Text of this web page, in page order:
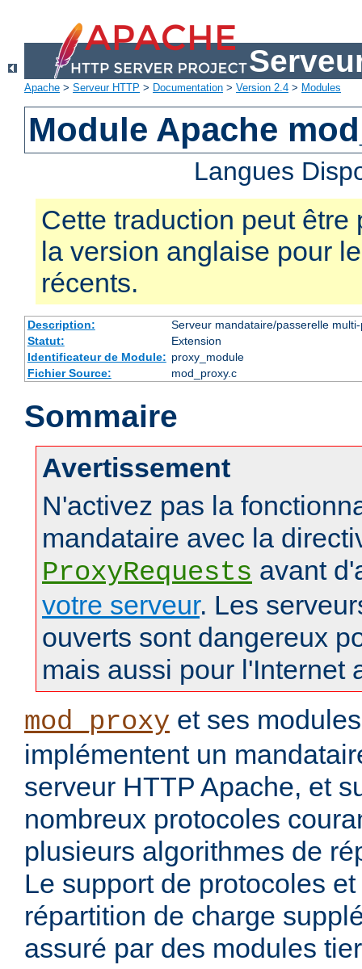
Apache > Serveur HTTP > Documentation > Version 2.4 > Modules
Module Apache
Langues
Cette traduction peut être
la version anglaise pour
récents.
Description:
Serveur mandataire/passerelle
Statut:
Extension
Identificateur de Module: proxy_module
Fichier Source:
mod_proxy.c
Sommaire
Avertissement
N'activez pas la
mandataire avec la
ProxyRequests avant
votre serveur. Les
ouverts sont dangereux
mais aussi pour l'Internet
mod_proxy et ses
implémentent un
serveur HTTP Apache, et
nombreux protocoles
plusieurs algorithmes de
Le support de protocoles
répartition de charge
assuré par des modules